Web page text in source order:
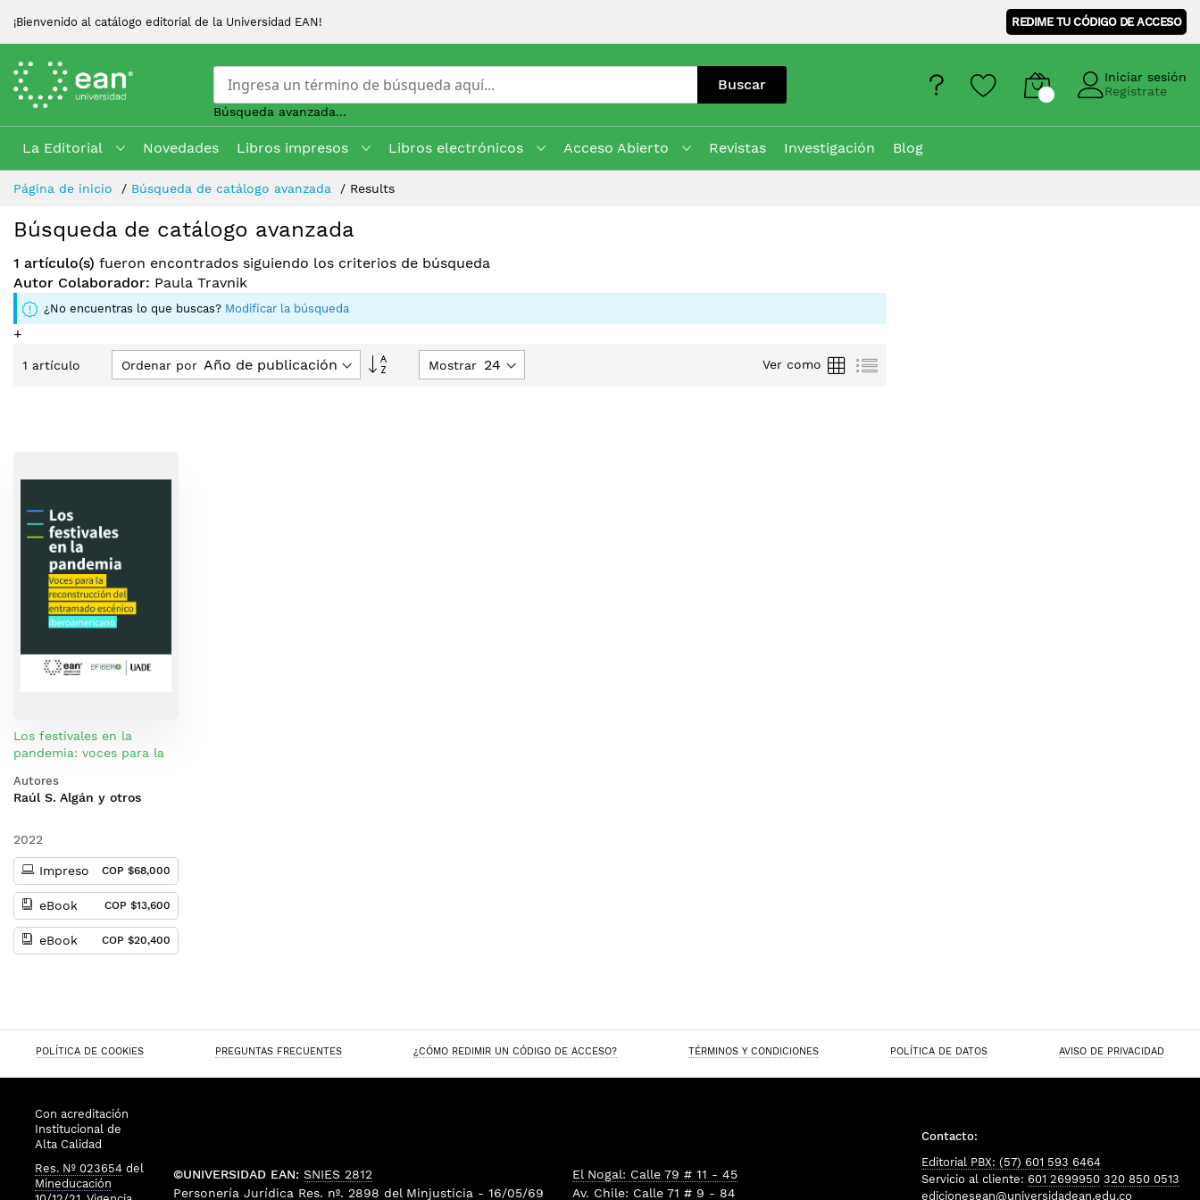
¡Bienvenido al catálogo editorial de la Universidad EAN! REDIME TU CÓDIGO DE ACCESO
Buscar
Búsqueda avanzada...
Iniciar sesión
Regístrate
La Editorial Novedades Libros impresos Libros electrónicos Acceso Abierto Revistas Investigación
Blog
Skip
Content
Página de inicio Búsqueda de catálogo avanzada Results
Búsqueda de catálogo avanzada
1 artículo(s) fueron encontrados siguiendo los criterios de búsqueda
Autor Colaborador: Paula Travnik
¿No encuentras lo que buscas? Modificar la búsqueda
+
1 artículo Ordenar por
Fijar
Mostrar Ver como ParrillaLista
Los festivales en la
pandemia: voces para la
entramado escénico
iberoamericano
Autores
Raúl S. Algán y otros
2022
Impreso COP $68,000
eBook COP $13,600
eBook COP $20,400
POLÍTICA DE COOKIES PREGUNTAS FRECUENTES ¿CÓMO REDIMIR UN CÓDIGO DE ACCESO? TÉRMINOS Y CONDICIONES POLÍTICA DE DATOS AVISO DE PRIVACIDAD
Con acreditación
Institucional de
Alta Calidad
Res. Nº 023654 del
Mineducación
©UNIVERSIDAD EAN: SNIES 2812
Personería Jurídica Res. nº. 2898 del Minjusticia - 16/05/69
El Nogal: Calle 79 # 11 - 45
Av. Chile: Calle 71 # 9 - 84
Contacto:
Editorial PBX: (57) 601 593 6464
Servicio al cliente: 601 2699950 320 850 0513
edicionesean@universidadean.edu.co